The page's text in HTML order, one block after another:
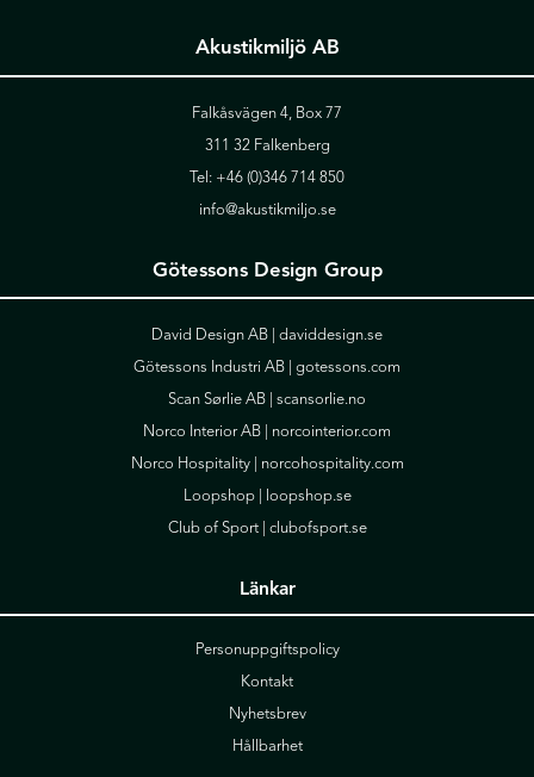
Akustikmiljö AB
Falkåsvägen 4, Box 77
311 32 Falkenberg
Tel: +46 (0)346 714 850
info@akustikmiljo.se
Götessons Design Group
David Design AB | daviddesign.se
Götessons Industri AB | gotessons.com
Scan Sørlie AB | scansorlie.no
Norco Interior AB | norcointerior.com
Norco Hospitality | norcohospitality.com
Loopshop |
loopshop.se
Club of Sport | clubofsport.se
Länkar
Personuppgiftspolicy
Kontakt
Nyhetsbrev
Hållbarhet